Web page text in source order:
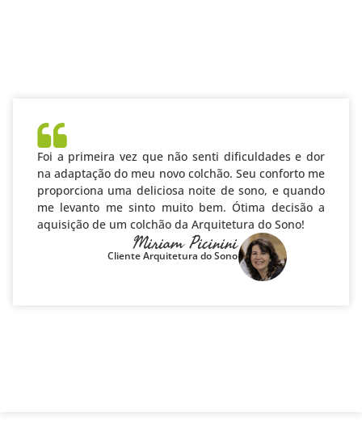
Foi a primeira vez que não senti dificuldades e dor
na adaptação do meu novo colchão. Seu conforto me
proporciona uma deliciosa noite de sono, e quando
me levanto me sinto muito bem. Ótima decisão a
aquisição de um colchão da Arquitetura do Sono!
Miriam Picinini
Cliente Arquitetura do Sono